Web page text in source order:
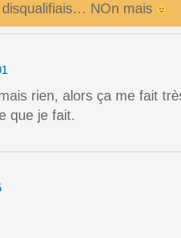
NOn mais
rien, alors ça me fait
que je fait.